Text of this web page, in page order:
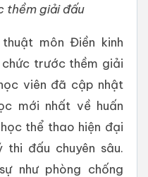
thềm giải đấu
môn Điền kinh
trước thềm giải
viên đã cập nhật
mới nhất về huấn
thể thao hiện đại
đấu chuyên sâu.
như phòng chống